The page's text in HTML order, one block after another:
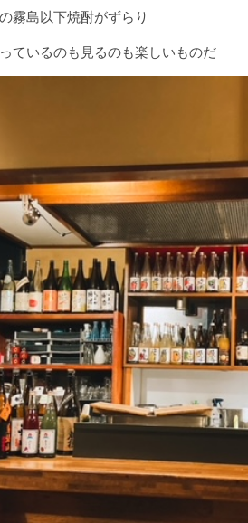
霧島以下焼酎がずらり
ているのも見るのも楽しいものだ